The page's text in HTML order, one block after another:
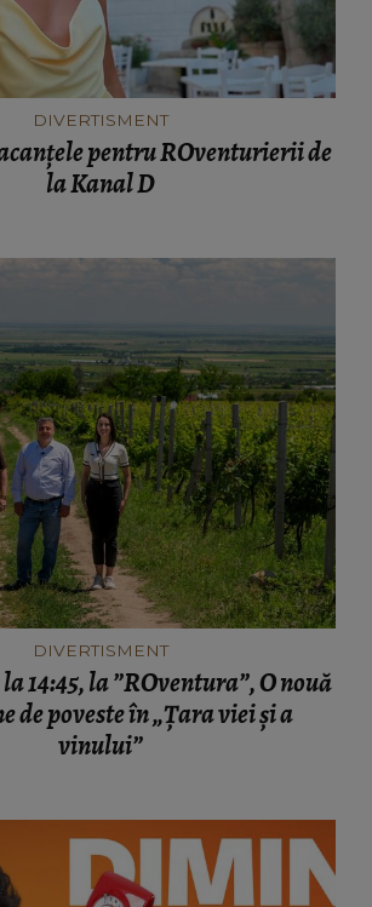
DIVERTISMENT
pentru ROventurierii de
la Kanal D
DIVERTISMENT
la ”ROventura”, O nouă
de poveste în „Țara viei și a
vinului”